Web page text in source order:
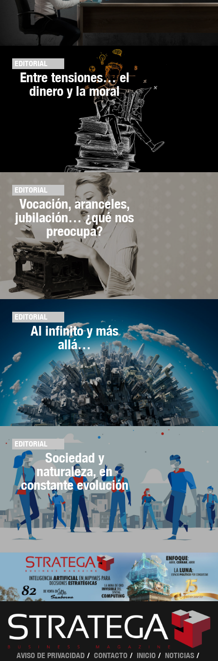
EDITORIAL
Entre tensiones… el
dinero y la moral
EDITORIAL
Vocación, aranceles,
jubilación… ¿qué nos
preocupa?
EDITORIAL
Al infinito y más
allá…
EDITORIAL
Sociedad y
naturaleza, en
constante evolución
AVISO DE PRIVACIDAD CONTACTO INICIO NOTICIAS